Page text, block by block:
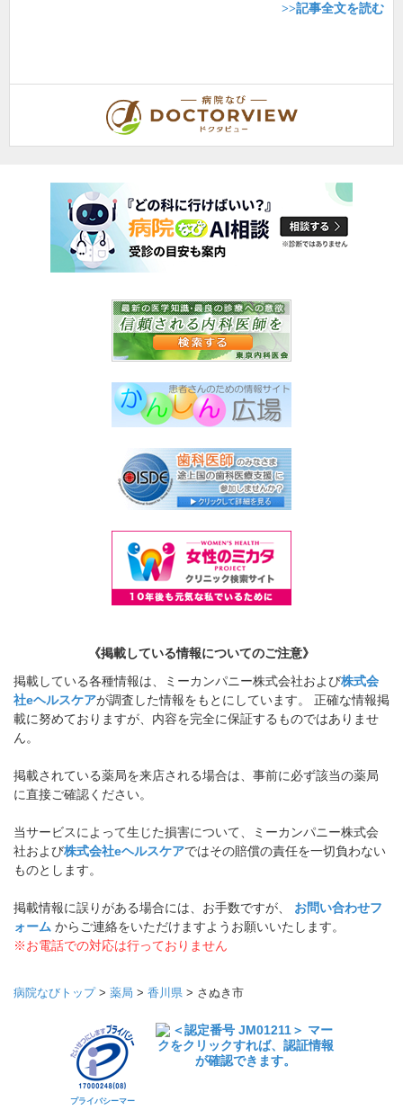
>>記事全文を読む
《掲載している情報についてのご注意》
掲載している各種情報は、ミーカンパニー株式会社および株式会
社eヘルスケアが調査した情報をもとにしています。 正確な情報掲
載に努めておりますが、内容を完全に保証するものではありませ
ん。
掲載されている薬局を来店される場合は、事前に必ず該当の薬局
に直接ご確認ください。
当サービスによって生じた損害について、ミーカンパニー株式会
社および株式会社eヘルスケアではその賠償の責任を一切負わない
ものとします。
掲載情報に誤りがある場合には、お手数ですが、 お問い合わせフ
ォーム からご連絡をいただけますようお願いいたします。
※お電話での対応は行っておりません
病院なびトップ> 薬局 > 香川県 > さぬき市
プライバシーマー